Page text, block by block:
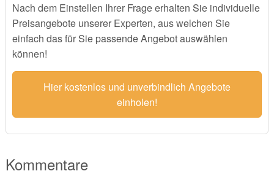
Nach dem Einstellen Ihrer Frage erhalten Sie individuelle
Preisangebote unserer Experten, aus welchen Sie
einfach das für Sie passende Angebot auswählen
können!
Hier kostenlos und unverbindlich Angebote
einholen!
Kommentare